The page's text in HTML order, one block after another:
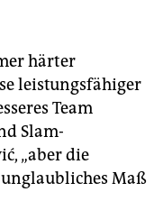
härter
leistungsfähiger
Team
Slam-
„aber die
Maß